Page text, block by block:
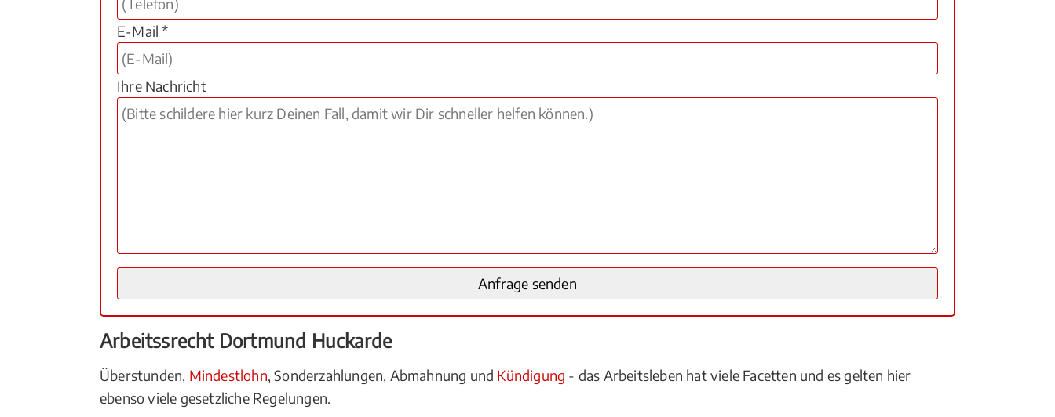
E-Mail *
Ihre Nachricht
Arbeitssrecht Dortmund Huckarde
Überstunden, Mindestlohn, Sonderzahlungen, Abmahnung und Kündigung - das Arbeitsleben hat viele Facetten und es gelten hier
ebenso viele gesetzliche Regelungen.